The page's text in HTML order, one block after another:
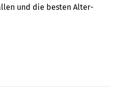
und die besten Alter­